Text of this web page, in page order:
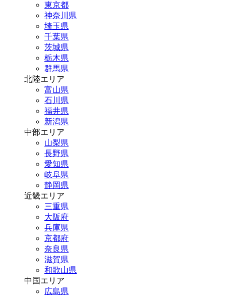
東京都
神奈川県
埼玉県
千葉県
茨城県
栃木県
群馬県
北陸エリア
富山県
石川県
福井県
新潟県
中部エリア
山梨県
長野県
愛知県
岐阜県
静岡県
近畿エリア
三重県
大阪府
兵庫県
京都府
奈良県
滋賀県
和歌山県
中国エリア
広島県